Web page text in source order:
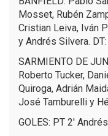
Mosset, Rubén
Cristian Leiva, Iván
y Andrés Silvera.
SARMIENTO DE
Roberto Tucker,
Quiroga, Adrián
José Tamburelli y
GOLES: PT 2'